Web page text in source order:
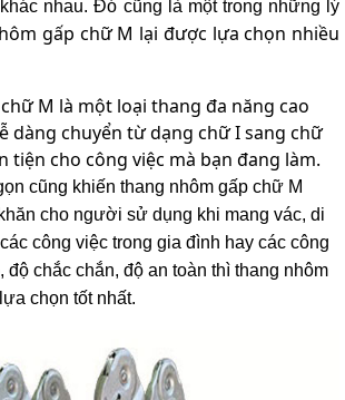
nhau. Đó cũng là một trong những lý
gấp chữ M lại được lựa chọn nhiều
M là một loại thang đa năng cao
dàng chuyển từ dạng chữ I sang chữ
tiện cho công việc mà bạn đang làm.
cũng khiến thang nhôm gấp chữ M
cho người sử dụng khi mang vác, di
công việc trong gia đình hay các công
độ chắc chắn, độ an toàn thì thang nhôm
chọn tốt nhất.